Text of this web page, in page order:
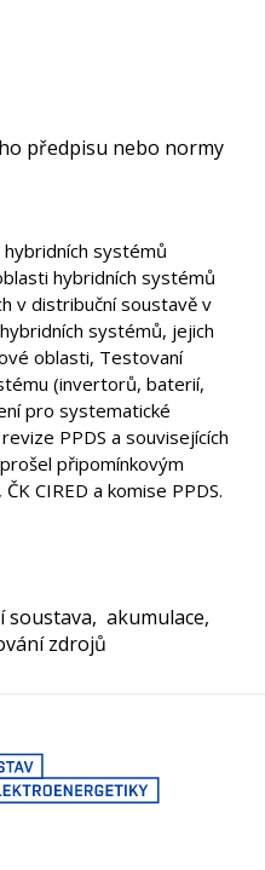
předpisu nebo normy
systémů
hybridních systémů
v distribuční soustavě v
systémů, jejich
oblasti, Testovaní
(invertorů, baterií,
pro systematické
PPDS a souvisejících
připomínkovým
CIRED a komise PPDS.
soustava akumulace
zdrojů